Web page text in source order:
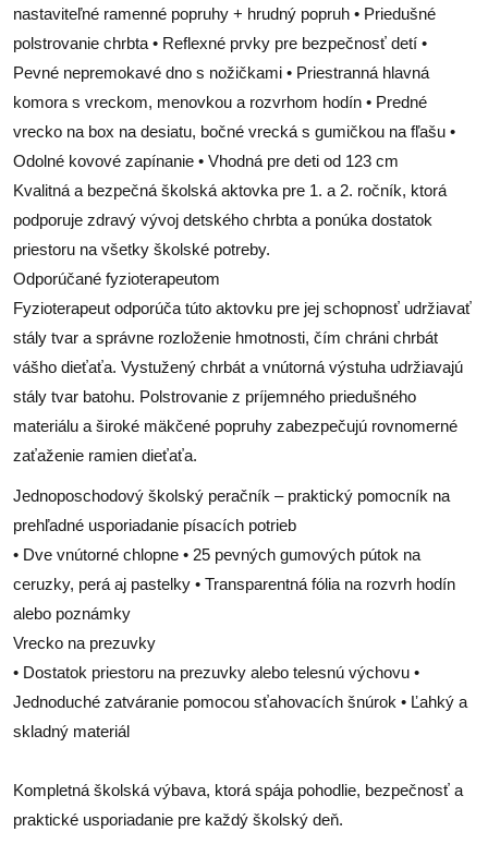
nastaviteľné ramenné popruhy + hrudný popruh • Priedušné
polstrovanie chrbta • Reflexné prvky pre bezpečnosť detí •
Pevné nepremokavé dno s nožičkami • Priestranná hlavná
komora s vreckom, menovkou a rozvrhom hodín • Predné
vrecko na box na desiatu, bočné vrecká s gumičkou na fľašu •
Odolné kovové zapínanie • Vhodná pre deti od 123 cm
Kvalitná a bezpečná školská aktovka pre 1. a 2. ročník, ktorá
podporuje zdravý vývoj detského chrbta a ponúka dostatok
priestoru na všetky školské potreby.
Odporúčané fyzioterapeutom
Fyzioterapeut odporúča túto aktovku pre jej schopnosť udržiavať
stály tvar a správne rozloženie hmotnosti, čím chráni chrbát
vášho dieťaťa. Vystužený chrbát a vnútorná výstuha udržiavajú
stály tvar batohu. Polstrovanie z príjemného priedušného
materiálu a široké mäkčené popruhy zabezpečujú rovnomerné
zaťaženie ramien dieťaťa.
Jednoposchodový školský peračník – praktický pomocník na
prehľadné usporiadanie písacích potrieb
• Dve vnútorné chlopne • 25 pevných gumových pútok na
ceruzky, perá aj pastelky • Transparentná fólia na rozvrh hodín
alebo poznámky
Vrecko na prezuvky
• Dostatok priestoru na prezuvky alebo telesnú výchovu •
Jednoduché zatváranie pomocou sťahovacích šnúrok • Ľahký a
skladný materiál
Kompletná školská výbava, ktorá spája pohodlie, bezpečnosť a
praktické usporiadanie pre každý školský deň.